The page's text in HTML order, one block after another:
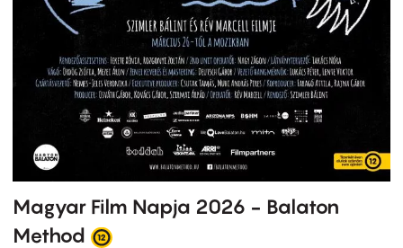
Magyar Film Napja 2026 - Balaton
Method